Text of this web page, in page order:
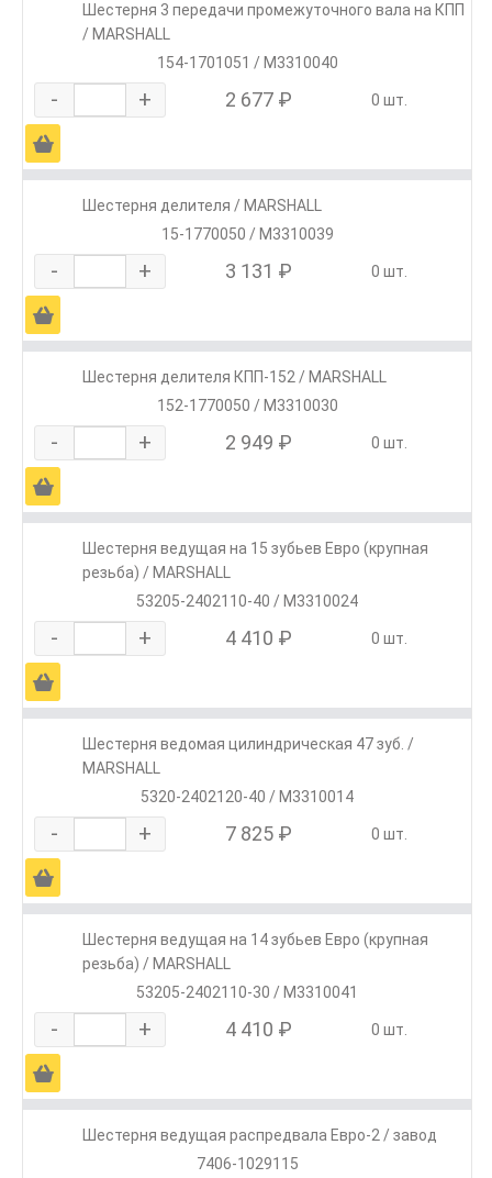
Шестерня 3 передачи промежуточного вала на КПП
/ MARSHALL
154-1701051 / M3310040
- + 2 677 ₽ 0 шт.
Ä
Шестерня делителя / MARSHALL
15-1770050 / M3310039
- + 3 131 ₽ 0 шт.
Ä
Шестерня делителя КПП-152 / MARSHALL
152-1770050 / M3310030
- + 2 949 ₽ 0 шт.
Ä
Шестерня ведущая на 15 зубьев Евро (крупная
резьба) / MARSHALL
53205-2402110-40 / M3310024
- + 4 410 ₽ 0 шт.
Ä
Шестерня ведомая цилиндрическая 47 зуб. /
MARSHALL
5320-2402120-40 / M3310014
- + 7 825 ₽ 0 шт.
Ä
Шестерня ведущая на 14 зубьев Евро (крупная
резьба) / MARSHALL
53205-2402110-30 / M3310041
- + 4 410 ₽ 0 шт.
Ä
Шестерня ведущая распредвала Евро-2 / завод
7406-1029115